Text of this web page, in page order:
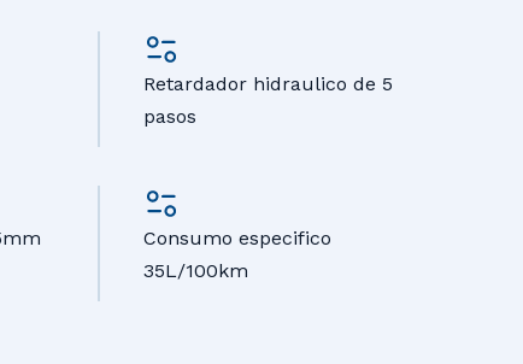
Retardador hidraulico de 5
pasos
Consumo especifico
35L/100km